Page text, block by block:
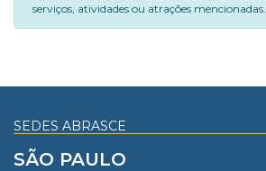
serviços, atividades ou atrações mencionadas.
SEDES ABRASCE
SÃO PAULO